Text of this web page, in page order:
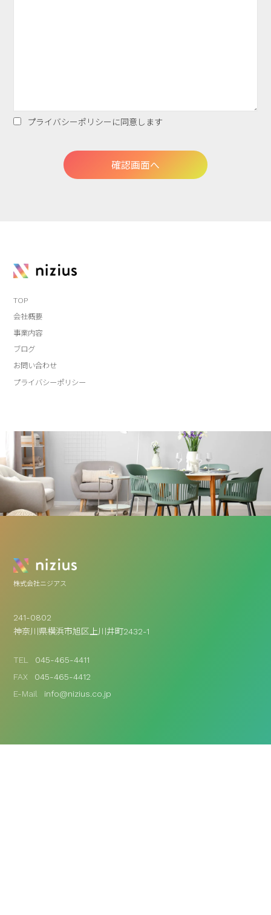
プライバシーポリシー に同意します
TOP
会社概要
事業内容
ブログ
お問い合わせ
プライバシーポリシー
株式会社ニジアス
241-0802
神奈川県横浜市旭区上川井町2432-1
TEL
045-465-4411
FAX
045-465-4412
E-Mail
info@nizius.co.jp